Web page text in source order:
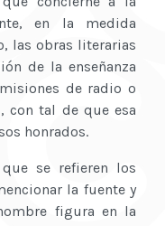
en la medida
las obras literarias
de la enseñanza
de radio o
con tal de que esa
honrados.
se refieren los
la fuente y
figura en la